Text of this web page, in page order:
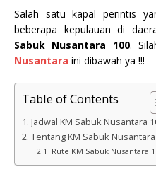
Salah satu kapal perintis
beberapa kepulauan di
Sabuk Nusantara 100.
Nusantara ini dibawah ya !!!
Table of Contents
Jadwal KM Sabuk Nusantara
Tentang KM Sabuk
Rute KM Sabuk Nusantara